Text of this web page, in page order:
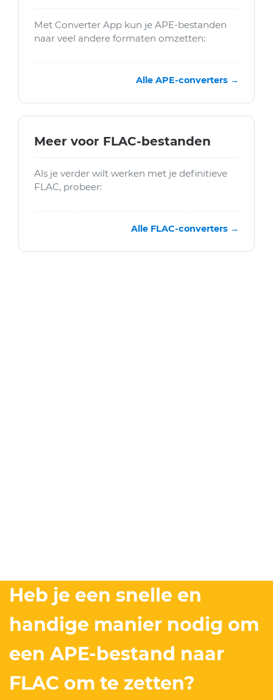
Met Converter App kun je APE-bestanden
naar veel andere formaten omzetten:
Alle APE-converters →
Meer voor FLAC-bestanden
Als je verder wilt werken met je definitieve
FLAC, probeer:
Alle FLAC-converters →
Heb je een snelle en
handige manier nodig om
een APE-bestand naar
FLAC om te zetten?